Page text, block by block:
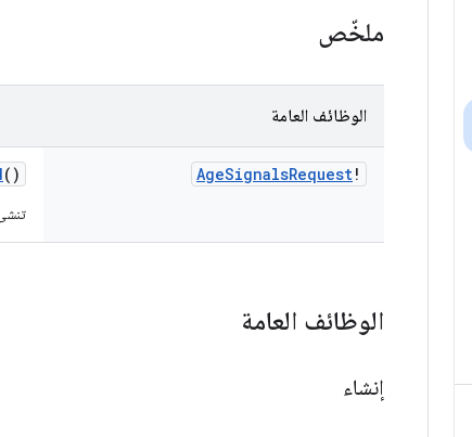
ملخّص
الوظائف العامة
AgeSignalsRequest!
()
الوظائف العامة
إنشاء